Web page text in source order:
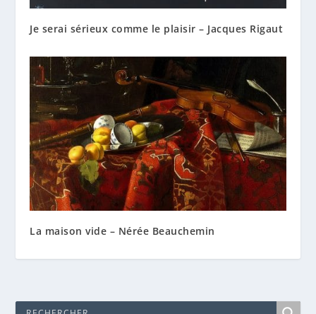
Je serai sérieux comme le plaisir – Jacques Rigaut
La maison vide – Nérée Beauchemin